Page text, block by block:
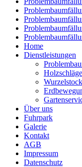
Home
Dienstleistungen
Über uns
Fuhrpark
Galerie
Kontakt
AGB
Impressum
Datenschutz